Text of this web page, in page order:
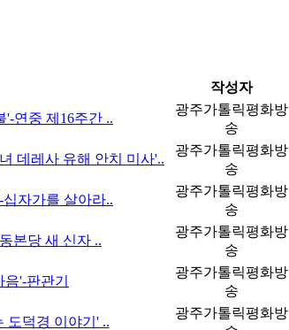
작성자
'-연중 제16주간 ..
광주가톨릭평화방
송
데레사 유해 안치 미사'..
광주가톨릭평화방
송
자가를 살아라..
광주가톨릭평화방
송
본당 새 신자 ..
광주가톨릭평화방
송
'-판관기
광주가톨릭평화방
송
도덕경 이야기' ..
광주가톨릭평화방